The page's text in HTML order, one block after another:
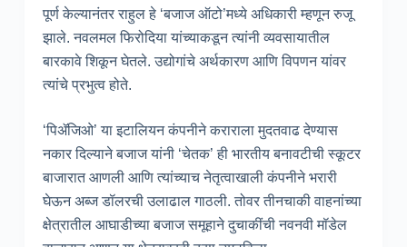
पूर्ण केल्यानंतर राहुल हे ‘बजाज ऑटो’मध्ये अधिकारी म्हणून रुजू
झाले. नवलमल फिरोदिया यांच्याकडून त्यांनी व्यवसायातील
बारकावे शिकून घेतले. उद्योगांचे अर्थकारण आणि विपणन यांवर
त्यांचे प्रभुत्व होते.
‘पिॲजिओ’ या इटालियन कंपनीने कराराला मुदतवाढ देण्यास
नकार दिल्याने बजाज यांनी ‘चेतक’ ही भारतीय बनावटीची स्कूटर
बाजारात आणली आणि त्यांच्याच नेतृत्वाखाली कंपनीने भरारी
घेऊन अब्ज डॉलरची उलाढाल गाठली. तोवर तीनचाकी वाहनांच्या
क्षेत्रातील आघाडीच्या बजाज समूहाने दुचाकींची नवनवी मॉडेल